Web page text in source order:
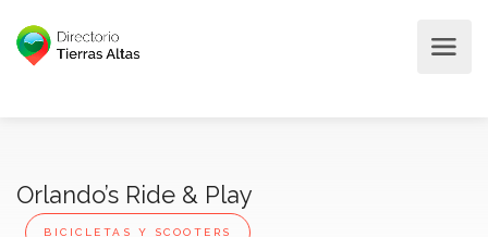
Orlando’s Ride & Play
BICICLETAS Y SCOOTERS